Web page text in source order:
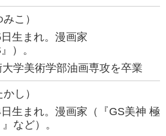
こ）
生まれ。漫画家
）。
学美術学部油画専攻を卒業
し）
生まれ。漫画家（『GS美神 極
など）。